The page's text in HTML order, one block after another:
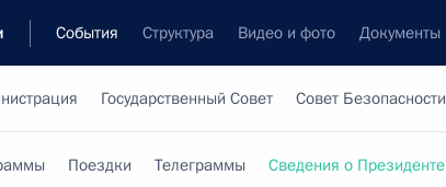
События Структура Видео и фото Документы
Государственный Совет Совет Безопасности
Поездки Телеграммы Сведения о Президенте